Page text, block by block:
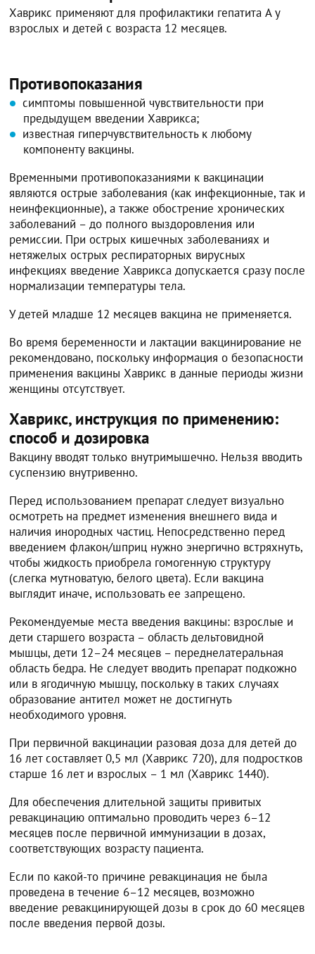
Хаврикс применяют для профилактики гепатита A у
взрослых и детей с возраста 12 месяцев.
Противопоказания
симптомы повышенной чувствительности при
предыдущем введении Хаврикса;
известная гиперчувствительность к любому
компоненту вакцины.
Временными противопоказаниями к вакцинации
являются острые заболевания (как инфекционные, так и
неинфекционные), а также обострение хронических
заболеваний – до полного выздоровления или
ремиссии. При острых кишечных заболеваниях и
нетяжелых острых респираторных вирусных
инфекциях введение Хаврикса допускается сразу после
нормализации температуры тела.
У детей младше 12 месяцев вакцина не применяется.
Во время беременности и лактации вакцинирование не
рекомендовано, поскольку информация о безопасности
применения вакцины Хаврикс в данные периоды жизни
женщины отсутствует.
Хаврикс, инструкция по применению:
способ и дозировка
Вакцину вводят только внутримышечно. Нельзя вводить
суспензию внутривенно.
Перед использованием препарат следует визуально
осмотреть на предмет изменения внешнего вида и
наличия инородных частиц. Непосредственно перед
введением флакон/шприц нужно энергично встряхнуть,
чтобы жидкость приобрела гомогенную структуру
(слегка мутноватую, белого цвета). Если вакцина
выглядит иначе, использовать ее запрещено.
Рекомендуемые места введения вакцины: взрослые и
дети старшего возраста – область дельтовидной
мышцы, дети 12–24 месяцев – переднелатеральная
область бедра. Не следует вводить препарат подкожно
или в ягодичную мышцу, поскольку в таких случаях
образование антител может не достигнуть
необходимого уровня.
При первичной вакцинации разовая доза для детей до
16 лет составляет 0,5 мл (Хаврикс 720), для подростков
старше 16 лет и взрослых – 1 мл (Хаврикс 1440).
Для обеспечения длительной защиты привитых
ревакцинацию оптимально проводить через 6–12
месяцев после первичной иммунизации в дозах,
соответствующих возрасту пациента.
Если по какой-то причине ревакцинация не была
проведена в течение 6–12 месяцев, возможно
введение ревакцинирующей дозы в срок до 60 месяцев
после введения первой дозы.